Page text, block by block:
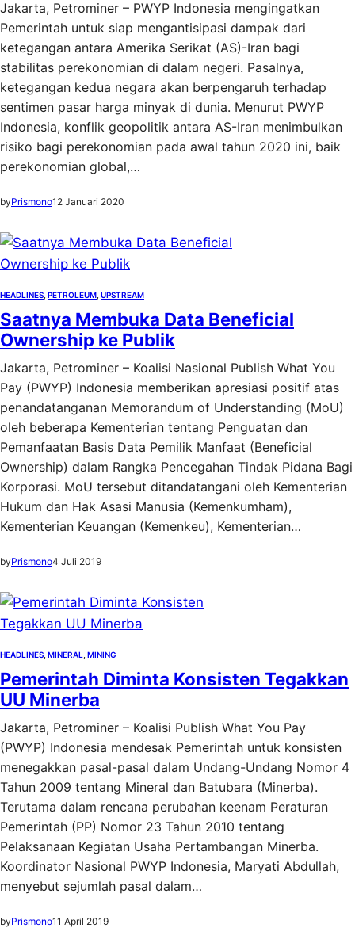
Jakarta, Petrominer – PWYP Indonesia mengingatkan
Pemerintah untuk siap mengantisipasi dampak dari
ketegangan antara Amerika Serikat (AS)-Iran bagi
stabilitas perekonomian di dalam negeri. Pasalnya,
ketegangan kedua negara akan berpengaruh terhadap
sentimen pasar harga minyak di dunia. Menurut PWYP
Indonesia, konflik geopolitik antara AS-Iran menimbulkan
risiko bagi perekonomian pada awal tahun 2020 ini, baik
perekonomian global,…
byPrismono12 Januari 2020
HEADLINES PETROLEUM UPSTREAM
Saatnya Membuka Data Beneficial
Ownership ke Publik
Jakarta, Petrominer – Koalisi Nasional Publish What You
Pay (PWYP) Indonesia memberikan apresiasi positif atas
penandatanganan Memorandum of Understanding (MoU)
oleh beberapa Kementerian tentang Penguatan dan
Pemanfaatan Basis Data Pemilik Manfaat (Beneficial
Ownership) dalam Rangka Pencegahan Tindak Pidana Bagi
Korporasi. MoU tersebut ditandatangani oleh Kementerian
Hukum dan Hak Asasi Manusia (Kemenkumham),
Kementerian Keuangan (Kemenkeu), Kementerian…
byPrismono4 Juli 2019
HEADLINES MINERAL MINING
Pemerintah Diminta Konsisten Tegakkan
UU Minerba
Jakarta, Petrominer – Koalisi Publish What You Pay
(PWYP) Indonesia mendesak Pemerintah untuk konsisten
menegakkan pasal-pasal dalam Undang-Undang Nomor 4
Tahun 2009 tentang Mineral dan Batubara (Minerba).
Terutama dalam rencana perubahan keenam Peraturan
Pemerintah (PP) Nomor 23 Tahun 2010 tentang
Pelaksanaan Kegiatan Usaha Pertambangan Minerba.
Koordinator Nasional PWYP Indonesia, Maryati Abdullah,
menyebut sejumlah pasal dalam…
byPrismono11 April 2019